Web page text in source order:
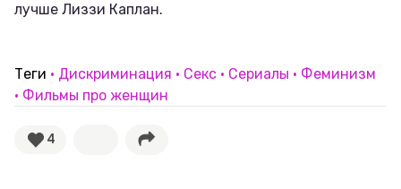
лучше Лиззи Каплан.
Теги Дискриминация Секс Сериалы
Феминизм
Фильмы про женщин
4